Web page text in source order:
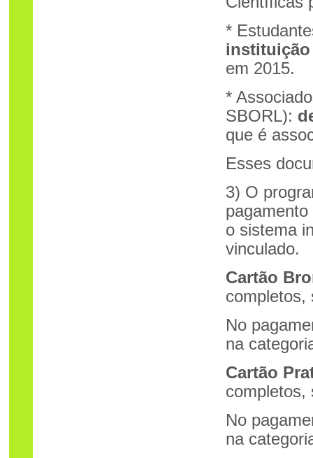
*
instituição
em 2015.
*
SBORL):
que é
Esses
3) O
o sistema
vinculado.
Cartão
completos,
No
na
Cartão
completos,
No
na